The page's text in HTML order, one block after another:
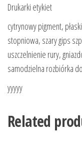
Drukarki etykiet
cytrynowy pigment,
stopniowa, szary gips
uszczelnienie rury,
samodzielna rozbiórka
yyyyy
Related